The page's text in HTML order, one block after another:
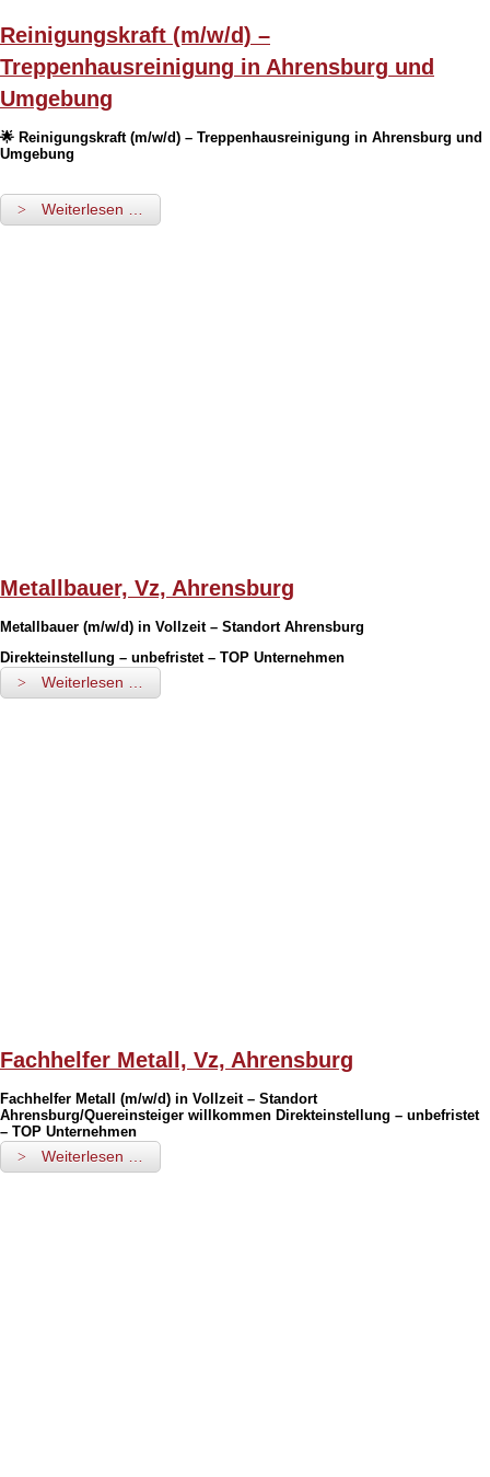
Reinigungskraft (m/w/d) –
Treppenhausreinigung in Ahrensburg und
Umgebung
🌟 Reinigungskraft (m/w/d) – Treppenhausreinigung in Ahrensburg und
Umgebung
Weiterlesen …
Metallbauer, Vz, Ahrensburg
Metallbauer (m/w/d) in Vollzeit – Standort Ahrensburg
Direkteinstellung – unbefristet – TOP Unternehmen
Weiterlesen …
Fachhelfer Metall, Vz, Ahrensburg
Fachhelfer Metall (m/w/d) in Vollzeit – Standort
Ahrensburg/Quereinsteiger willkommen Direkteinstellung – unbefristet
– TOP Unternehmen
Weiterlesen …